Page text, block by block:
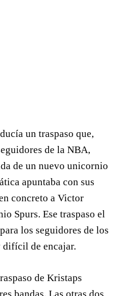
un traspaso que,
de la NBA,
de un nuevo unicornio
apuntaba con sus
concreto a Victor
Spurs. Ese traspaso el
los seguidores de los
difícil de encajar.
de Kristaps